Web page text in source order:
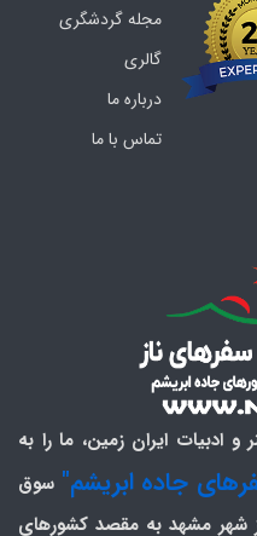
مجله گردشگری
گالری
درباره ما
تماس با ما
ادبیات ایران زمین، ما را به
جاده ابریشم" سوق
از شهر مشهد به مقصد کشورهای